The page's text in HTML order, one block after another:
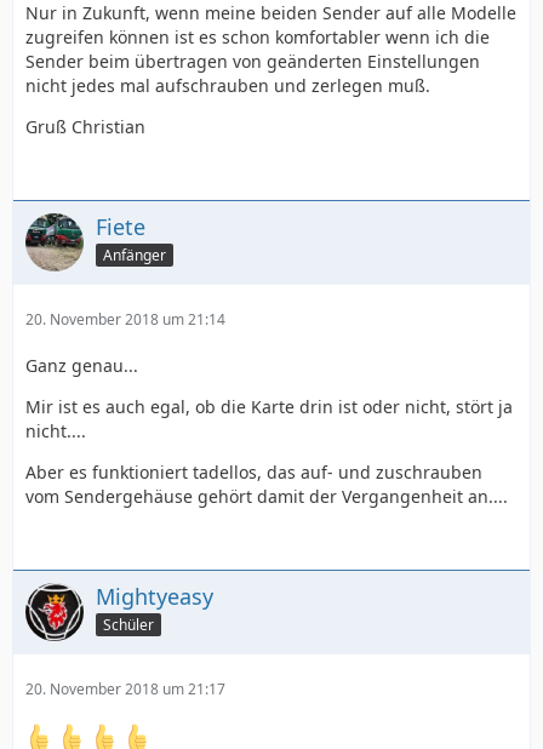
Nur in Zukunft, wenn meine beiden Sender auf alle Modelle
zugreifen können ist es schon komfortabler wenn ich die
Sender beim übertragen von geänderten Einstellungen
nicht jedes mal aufschrauben und zerlegen muß.
Gruß Christian
Fiete
Anfänger
20. November 2018 um 21:14
Ganz genau...
Mir ist es auch egal, ob die Karte drin ist oder nicht, stört ja
nicht....
Aber es funktioniert tadellos, das auf- und zuschrauben
vom Sendergehäuse gehört damit der Vergangenheit an....
Mightyeasy
Schüler
20. November 2018 um 21:17